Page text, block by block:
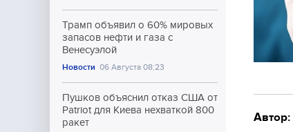
Трамп объявил о 60% мировых
запасов нефти и газа с
Венесуэлой
Новости 06 Августа 08:23
Пушков объяснил отказ США от
Patriot для Киева нехваткой 800
ракет
Автор: